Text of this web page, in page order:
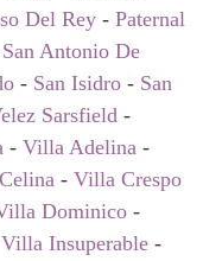
Del Rey - Paternal
San Antonio De
- San Isidro - San
Sarsfield -
- Villa Adelina -
- Villa Crespo
Dominico -
Villa Insuperable -